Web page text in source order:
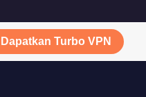
Dapatkan Turbo VPN